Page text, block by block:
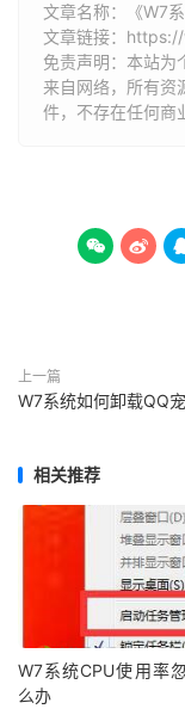
文章名称：《W7
文章链接：
免责声明：本站为
来自网络，所有资
件，不存在任何商
 
上一篇
W7系统如何卸载QQ
相关推荐
W7系统CPU使用率
么办